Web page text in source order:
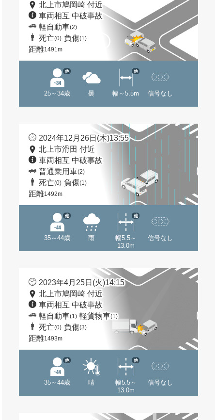
北上市鳩岡崎 付近
車両相互 中破事故
軽自動車(2)
死亡(0) 負傷(1)
距離1491m
25～34歳
他
曇 幅～5.5m
他
信号なし
2024年12月26日(木)13:55
北上市滑田 付近
車両相互 中破事故
普通乗用車(2)
死亡(0) 負傷(1)
距離1492m
35～44歳
他
雨
幅5.5～
13.0m
他
信号なし
2023年4月25日(火)14:15
北上市鳩岡崎 付近
車両相互 中破事故
軽自動車(1) 軽貨物車(1)
死亡(0) 負傷(3)
距離1493m
35～44歳
他
晴
幅5.5～
13.0m
他
信号なし